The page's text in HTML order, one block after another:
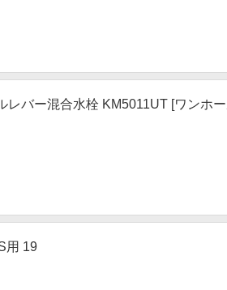
レバー混合水栓 KM5011UT [ワンホー
用 19